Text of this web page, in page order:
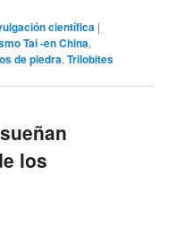
científica |
Tai -en China,
de piedra,Trilobites
los